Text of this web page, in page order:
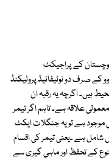
کے پراجیکٹ
کے صرف دو نوٹیفائیڈ پروٹیکٹڈ
734 ایکڑ رقبے پر محیط ہیں۔ اگرچہ یہ رقبہ ان
علاقہ ہے۔ تاہم اگر تیمر
موجود ہے تویہ جنگلات ایکٹ
شامل ہے ۔یعنی تیمر کی اقسام
کے تحفظ اور ماہی گیری سے